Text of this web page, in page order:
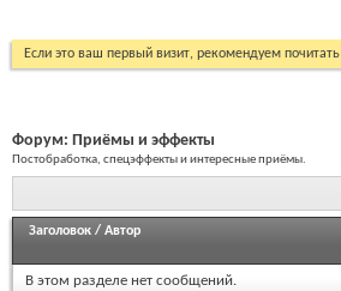
Если это ваш первый визит, рекомендуем почитать
Форум: Приёмы и эффекты
Постобработка, спецэффекты и интересные приёмы.
Заголовок / Автор
В этом разделе нет сообщений.